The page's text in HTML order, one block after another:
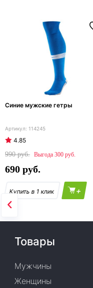
Синие мужские гетры
114245
4.85
990
300
690
+
Товары
Мужчины
Женщины